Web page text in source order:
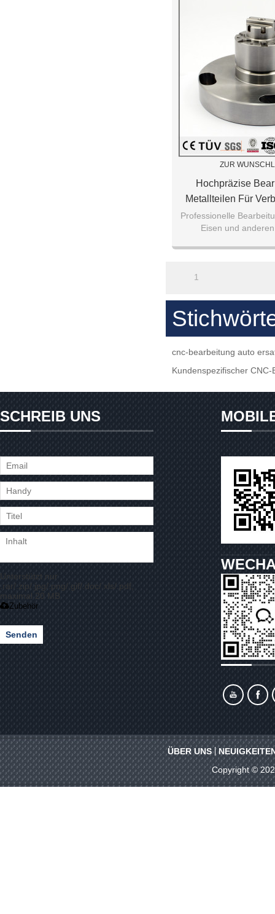
ZUR
Hochpräzise
Metallteilen Für
Professionelle
Eisen und
1
cnc-bearbeitung auto
Kundenspezifischer
SCHREIB UNS
Unterstützt nur
.rar/.zip/.jpg/.png/.gif/.doc/.xls/.pdf,
maximal 20 MB
Zubehör
Senden
ÜBER UNS
Copyright ©